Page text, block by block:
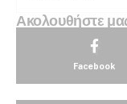
Ακολουθήστε
Facebook